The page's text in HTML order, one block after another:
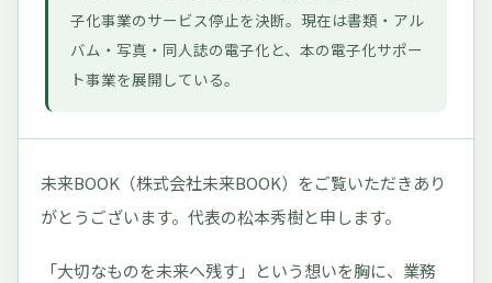
子化事業のサービス停止を決断。現在は書類・アル
バム・写真・同人誌の電子化と、本の電子化サポー
ト事業を展開している。
未来BOOK（株式会社未来BOOK）をご覧いただきあり
がとうございます。代表の松本秀樹と申します。
「大切なものを未来へ残す」という想いを胸に、業務